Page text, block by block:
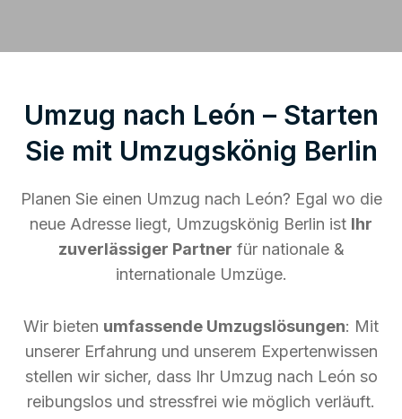
Umzug nach León – Starten
Sie mit Umzugskönig Berlin
Planen Sie einen Umzug nach León? Egal wo die
neue Adresse liegt, Umzugskönig Berlin ist Ihr
zuverlässiger Partner für nationale &
internationale Umzüge.
Wir bieten umfassende Umzugslösungen: Mit
unserer Erfahrung und unserem Expertenwissen
stellen wir sicher, dass Ihr Umzug nach León so
reibungslos und stressfrei wie möglich verläuft.